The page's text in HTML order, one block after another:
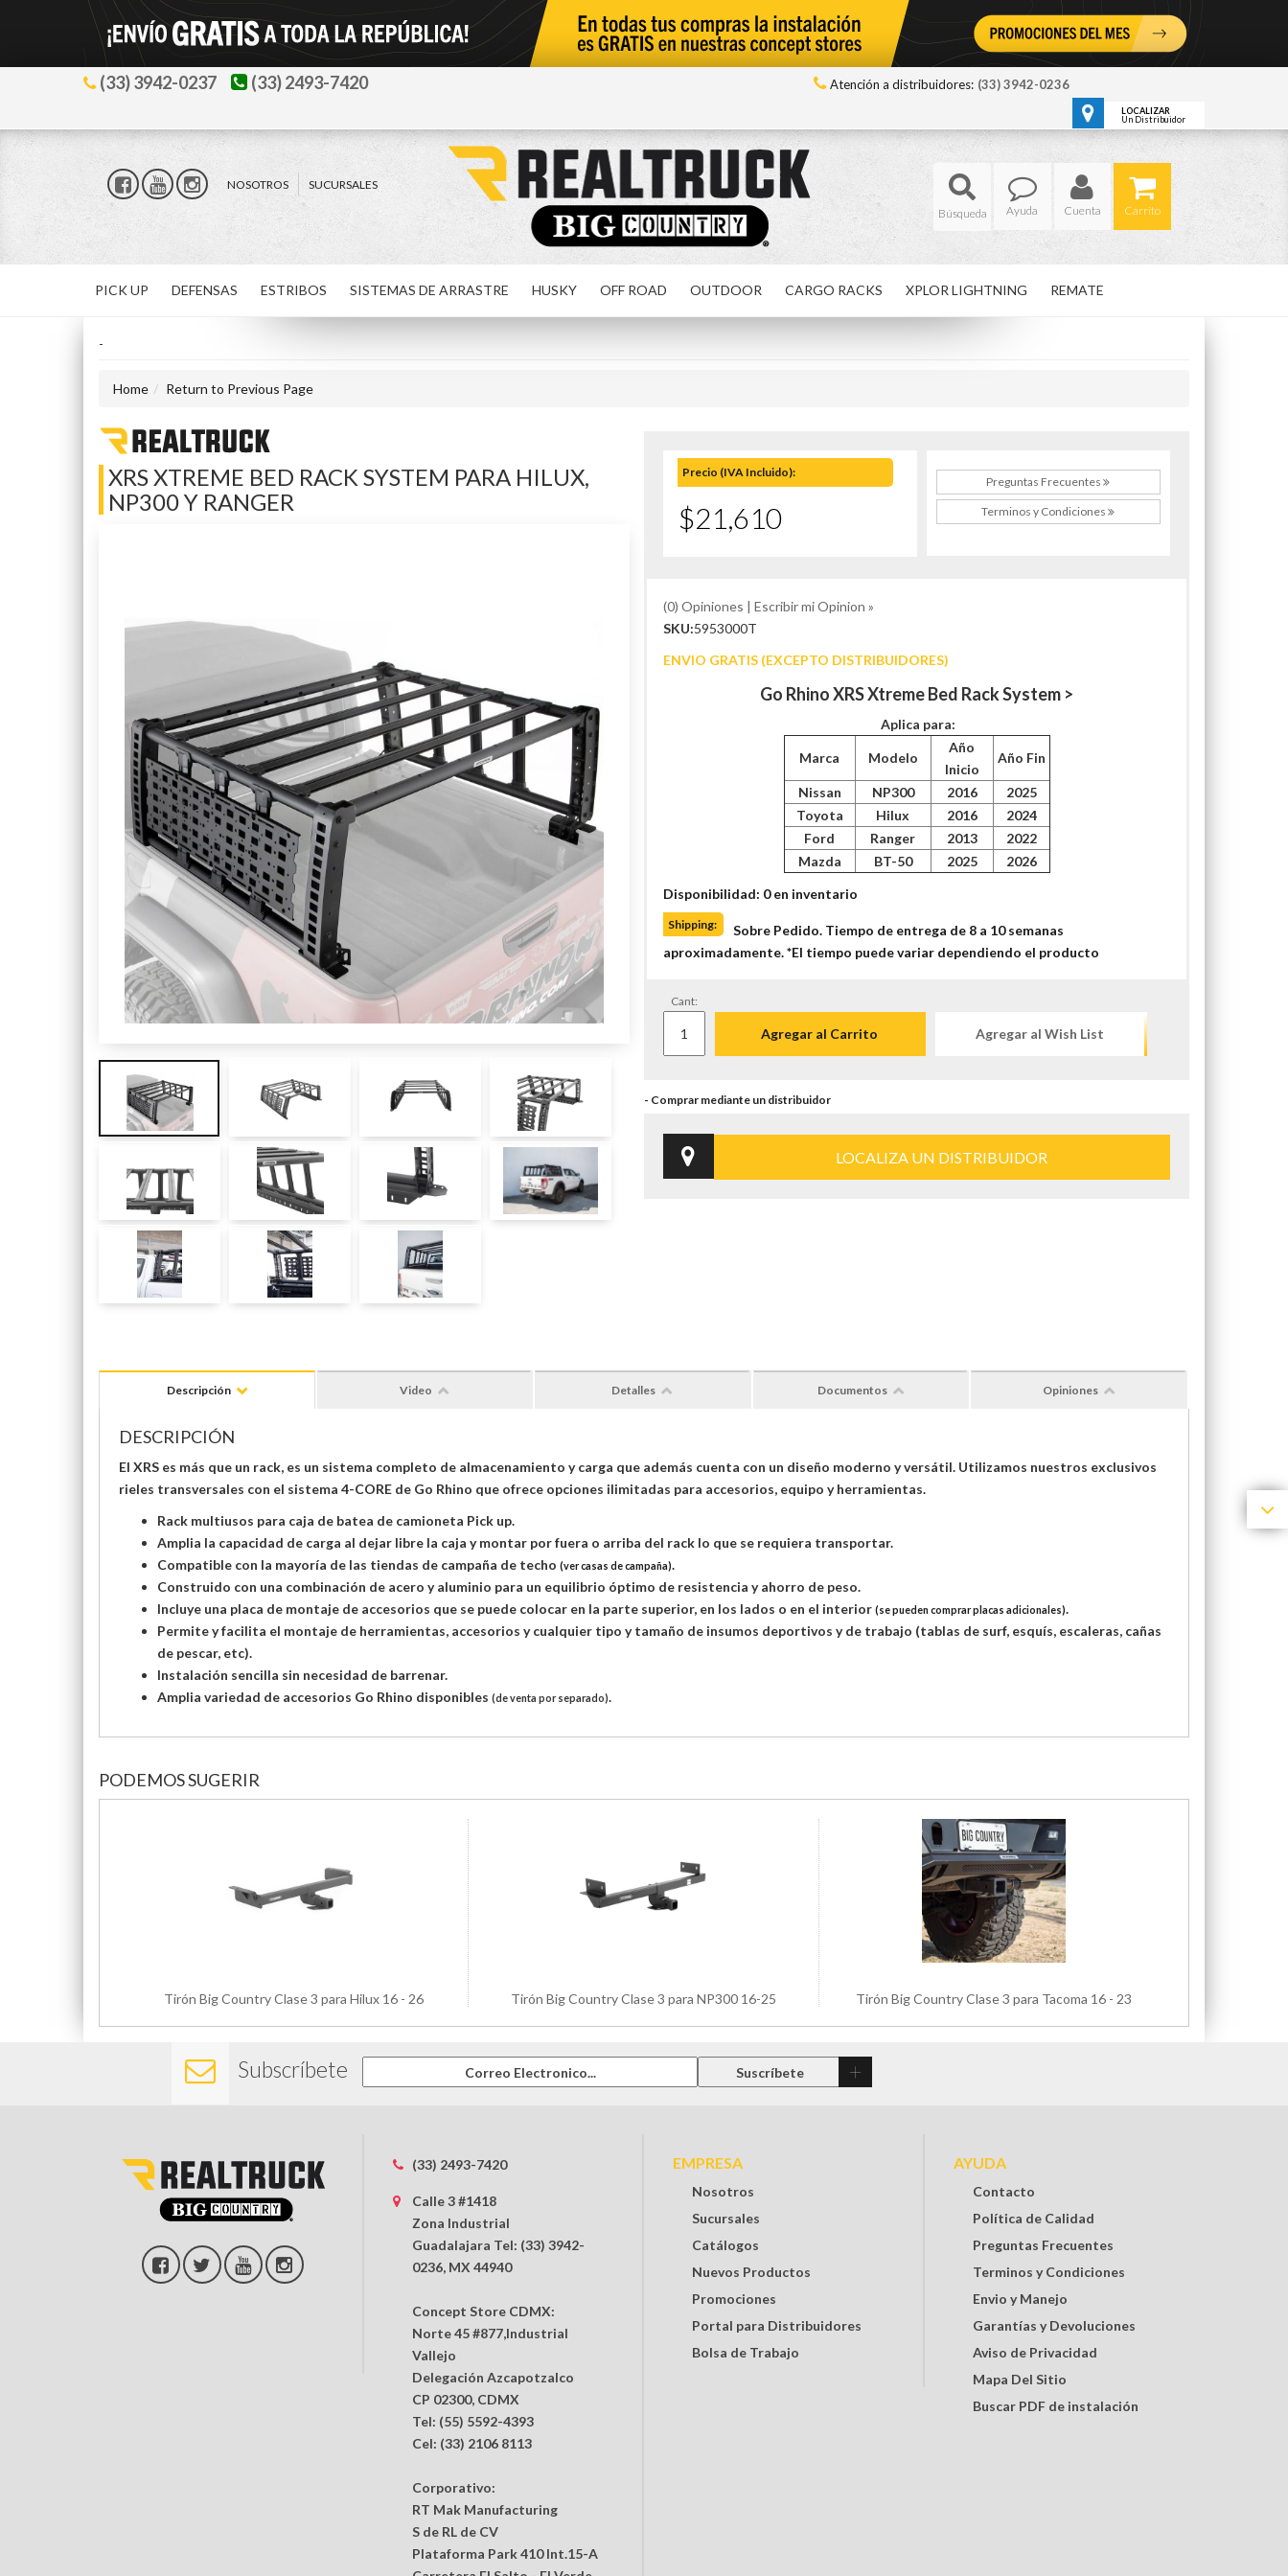
(33) 3942-0237 (33) 2493-7420 Atención a distribuidores: (33) 3942-0236
LOCALIZAR
Un Distribuidor
NOSOTROS
SUCURSALES
Ayuda
Cuenta Carrito
PICK UP DEFENSAS ESTRIBOS SISTEMAS DE ARRASTRE HUSKY OFF ROAD OUTDOOR CARGO RACKS XPLOR LIGHTNING REMATE
-
Home Return to Previous Page
XRS XTREME BED RACK SYSTEM PARA HILUX,
NP300 Y RANGER
Precio (IVA Incluido):
$21,610
Preguntas Frecuentes
Terminos y Condiciones
(0) Opiniones | Escribir mi Opinion »
SKU:5953000T
ENVIO GRATIS (EXCEPTO DISTRIBUIDORES)
Go Rhino XRS Xtreme Bed Rack System >
Aplica para:
Marca Modelo
Año
Inicio
Año Fin
Nissan NP300 2016
2025
Toyota
Hilux 2016
2024
Ford
Ranger 2013
2022
Mazda
BT-50 2025
2026
Disponibilidad: 0 en inventario
Shipping:
Sobre Pedido. Tiempo de entrega de 8 a 10 semanas
aproximadamente. *El tiempo puede variar dependiendo el producto
Cant:
Agregar al Carrito Agregar al Wish List
LOCALIZA UN DISTRIBUIDOR
Descripción Video Detalles Documentos Opiniones
DESCRIPCIÓN
El XRS es más que un rack, es un sistema completo de almacenamiento y carga que además cuenta con un diseño moderno y versátil. Utilizamos nuestros exclusivos
rieles transversales con el sistema 4-CORE de Go Rhino que ofrece opciones ilimitadas para accesorios, equipo y herramientas.
Rack multiusos para caja de batea de camioneta Pick up.
Amplia la capacidad de carga al dejar libre la caja y montar por fuera o arriba del rack lo que se requiera transportar.
Compatible con la mayoría de las tiendas de campaña de techo (ver casas de campaña).
Construido con una combinación de acero y aluminio para un equilibrio óptimo de resistencia y ahorro de peso.
Incluye una placa de montaje de accesorios que se puede colocar en la parte superior, en los lados o en el interior (se pueden comprar placas adicionales).
Permite y facilita el montaje de herramientas, accesorios y cualquier tipo y tamaño de insumos deportivos y de trabajo (tablas de surf, esquís, escaleras, cañas
de pescar, etc).
Instalación sencilla sin necesidad de barrenar.
Amplia variedad de accesorios Go Rhino disponibles (de venta por separado).
PODEMOS SUGERIR
Tirón Big Country Clase 3 para Hilux 16 - 26 Tirón Big Country Clase 3 para NP300 16-25 Tirón Big Country Clase 3 para Tacoma 16 - 23
Subscríbete
(33) 2493-7420
Calle 3 #1418
Zona Industrial
Guadalajara Tel: (33) 3942-
0236, MX 44940
Concept Store CDMX:
Norte 45 #877,Industrial
Vallejo
Delegación Azcapotzalco
CP 02300, CDMX
Tel: (55) 5592-4393
Cel: (33) 2106 8113
Corporativo:
RT Mak Manufacturing
S de RL de CV
Plataforma Park 410 Int.15-A
EMPRESA
Nosotros
Sucursales
Catálogos
Nuevos Productos
Promociones
Portal para Distribuidores
Bolsa de Trabajo
AYUDA
Contacto
Política de Calidad
Preguntas Frecuentes
Terminos y Condiciones
Envio y Manejo
Garantías y Devoluciones
Aviso de Privacidad
Mapa Del Sitio
Buscar PDF de instalación